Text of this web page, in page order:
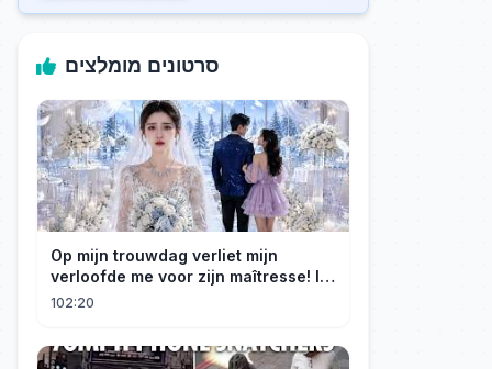
סרטונים מומלצים
Op mijn trouwdag verliet mijn
verloofde me voor zijn maîtresse! Ik
trouwde meteen met een miljardair!
102:20